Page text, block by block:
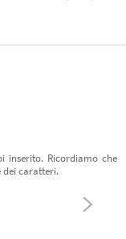
inserito. Ricordiamo che
dei caratteri.